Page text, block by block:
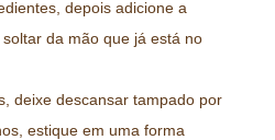
depois adicione a
da mão que já está no
deixe descansar tampado por
estique em uma forma